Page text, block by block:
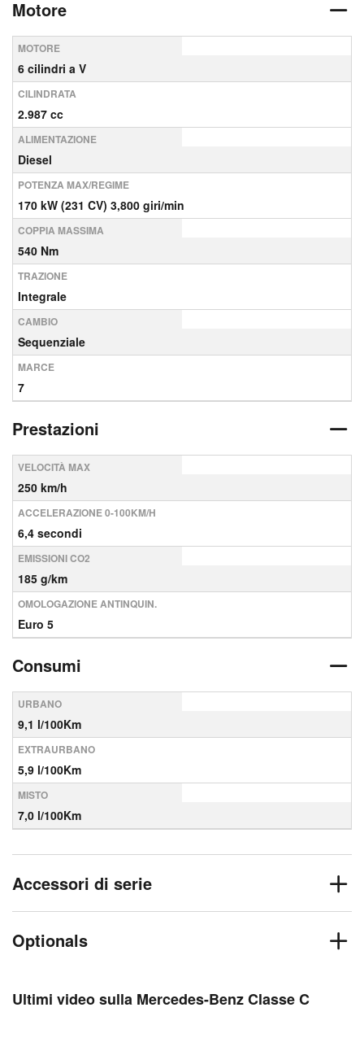
Motore
MOTORE
6 cilindri a V
CILINDRATA
2.987 cc
ALIMENTAZIONE
Diesel
POTENZA MAX/REGIME
170 kW (231 CV) 3,800 giri/min
COPPIA MASSIMA
540 Nm
TRAZIONE
Integrale
CAMBIO
Sequenziale
MARCE
7
Prestazioni
VELOCITÀ MAX
250 km/h
ACCELERAZIONE 0-100KM/H
6,4 secondi
EMISSIONI CO2
185 g/km
OMOLOGAZIONE ANTINQUIN.
Euro 5
Consumi
URBANO
9,1 l/100Km
EXTRAURBANO
5,9 l/100Km
MISTO
7,0 l/100Km
Accessori di serie
Optionals
Ultimi video sulla Mercedes-Benz Classe C